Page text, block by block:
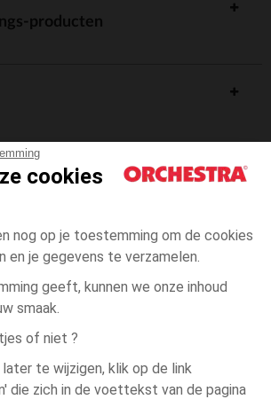
cookies
nog op je toestemming om de cookies
en je gegevens te verzamelen.
geeft, kunnen we onze inhoud
smaak.
of niet ?
te wijzigen, klik op de link
die zich in de voettekst van de pagina
één
producten
verkoopsvoorwaarden
Wettelijke bepalingen
Persoonsgegevens